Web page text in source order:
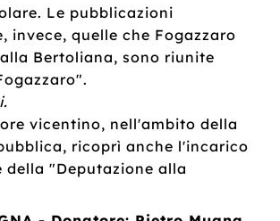
Le pubblicazioni
invece, quelle che Fogazzaro
Bertoliana, sono riunite
vicentino, nell'ambito della
ricoprì anche l'incarico
della "Deputazione alla